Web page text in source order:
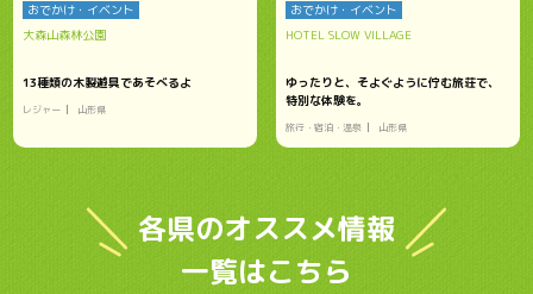
おでかけ・イベント
大森山森林公園
13種類の木製遊具であそべるよ
レジャー 山形県
おでかけ・イベント
HOTEL SLOW VILLAGE
ゆったりと、そよぐように佇む旅荘で、
特別な体験を。
旅行・宿泊・温泉 山形県
各県のオススメ情報
一覧はこちら